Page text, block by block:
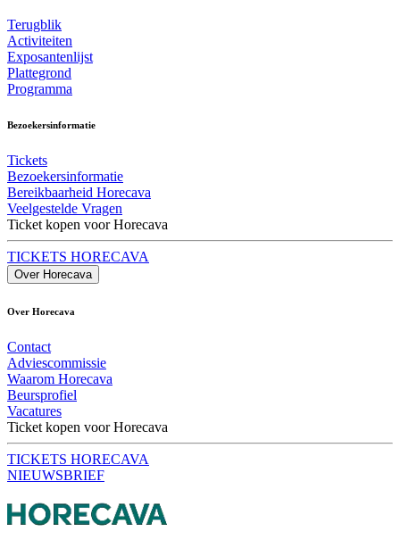
Terugblik
Activiteiten
Exposantenlijst
Plattegrond
Programma
Bezoekersinformatie
Tickets
Bezoekersinformatie
Bereikbaarheid Horecava
Veelgestelde Vragen
Ticket kopen voor Horecava
TICKETS HORECAVA
Over Horecava
Over Horecava
Contact
Adviescommissie
Waarom Horecava
Beursprofiel
Vacatures
Ticket kopen voor Horecava
TICKETS HORECAVA
NIEUWSBRIEF